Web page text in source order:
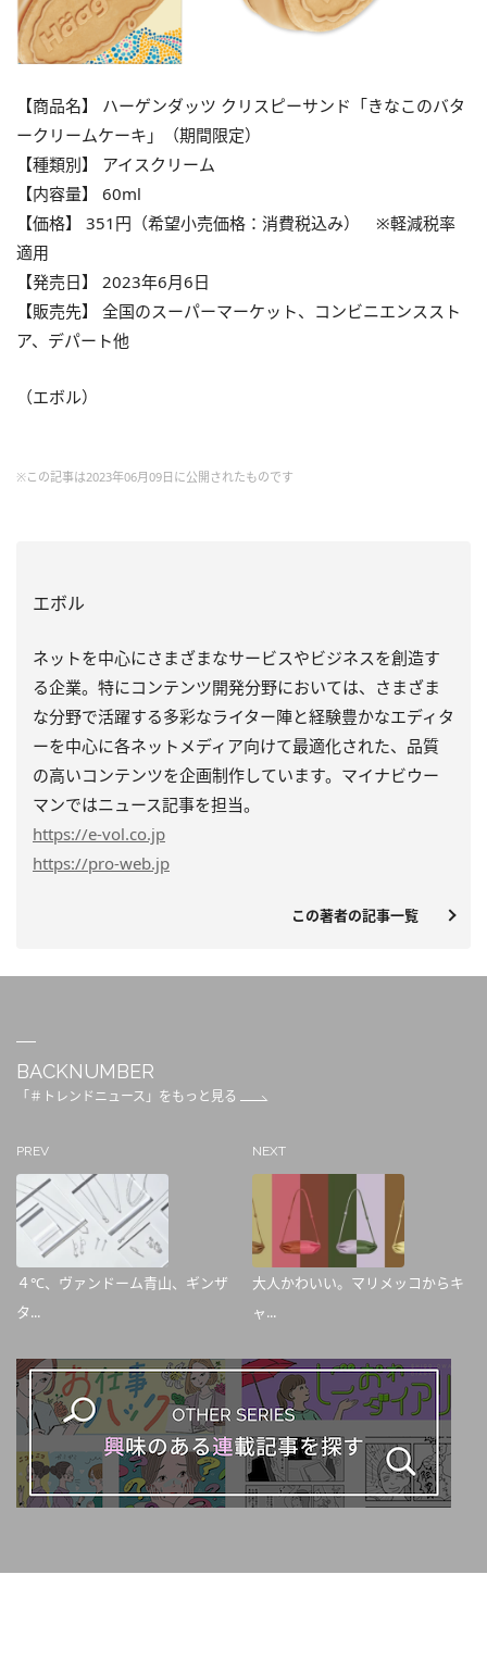
【商品名】 ハーゲンダッツ クリスピーサンド「きなこのバタ
ークリームケーキ」（期間限定）
【種類別】 アイスクリーム
【内容量】 60ml
【価格】 351円（希望小売価格：消費税込み） ※軽減税率
適用
【発売日】 2023年6月6日
【販売先】 全国のスーパーマーケット、コンビニエンススト
ア、デパート他
（エボル）
※この記事は2023年06月09日に公開されたものです
エボル
ネットを中心にさまざまなサービスやビジネスを創造す
る企業。特にコンテンツ開発分野においては、さまざま
な分野で活躍する多彩なライター陣と経験豊かなエディタ
ーを中心に各ネットメディア向けて最適化された、品質
の高いコンテンツを企画制作しています。マイナビウー
マンではニュース記事を担当。
https://e-vol.co.jp
https://pro-web.jp
この著者の記事一覧
BACKNUMBER
「＃トレンドニュース」をもっと見る
PREV
４℃、ヴァンドーム青山、ギンザ
タ...
NEXT
大人かわいい。マリメッコからキ
ャ...